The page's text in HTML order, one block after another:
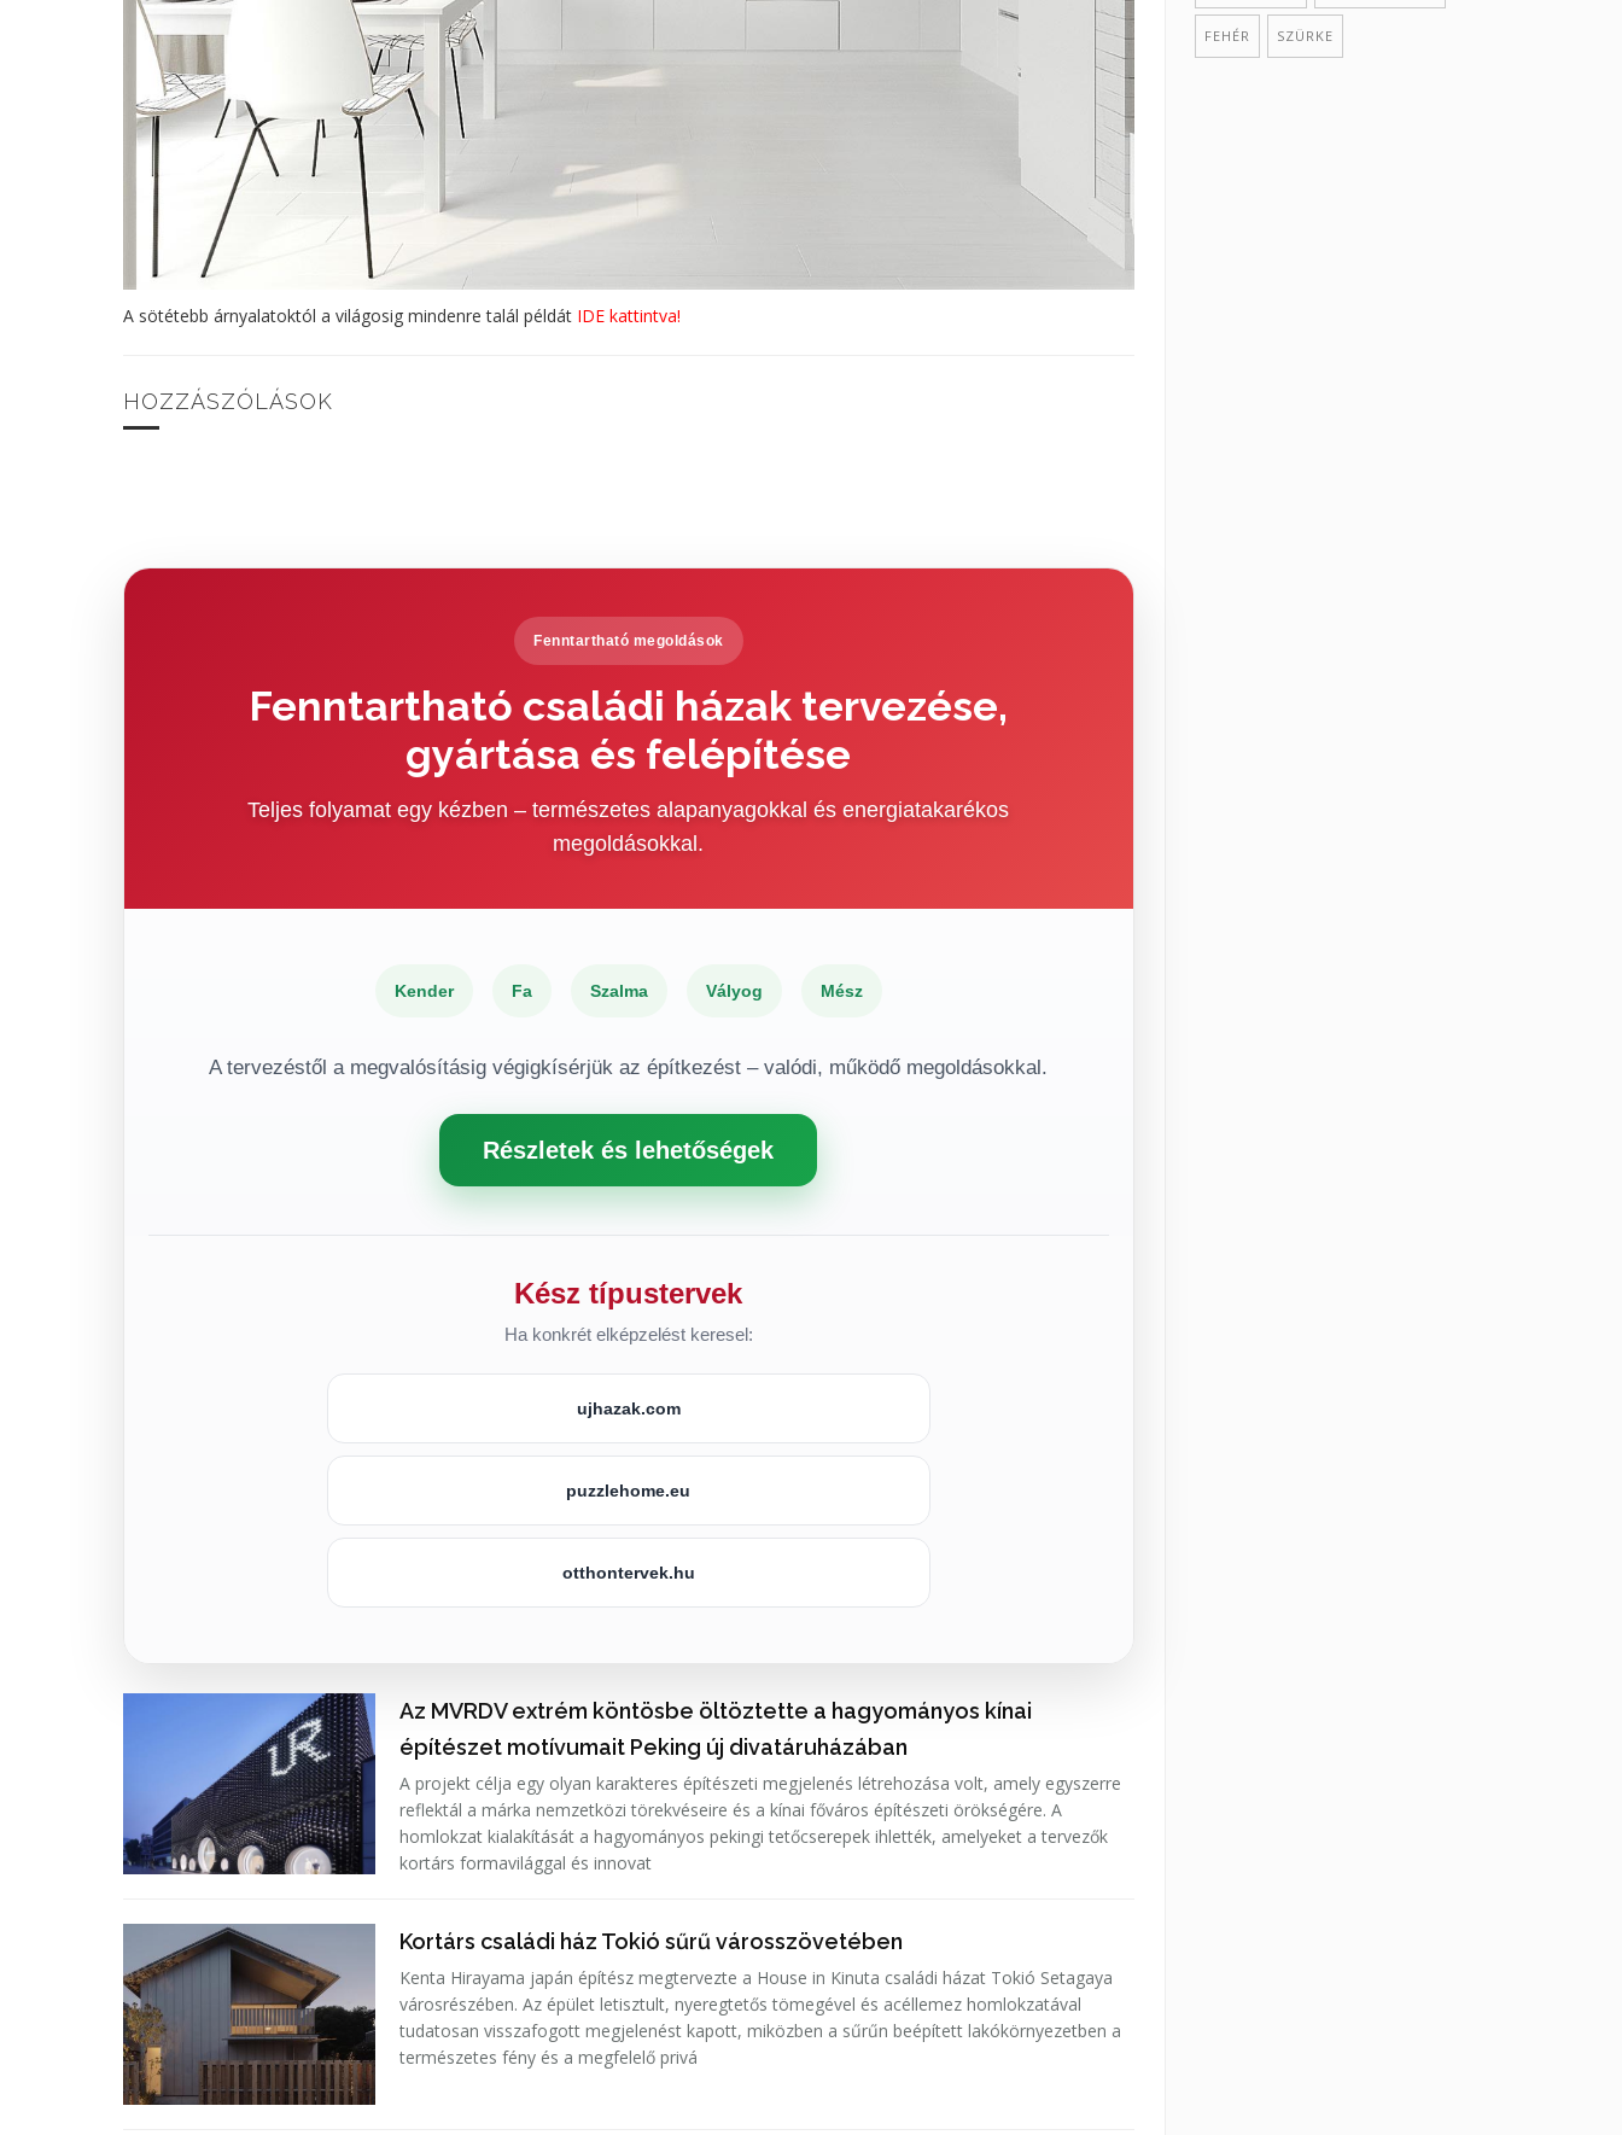
A sötétebb árnyalatoktól a világosig mindenre talál példát IDE kattintva!
HOZZÁSZÓLÁSOK
Fenntartható megoldások
Fenntartható családi házak tervezése,
gyártása és felépítése
Teljes folyamat egy kézben – természetes alapanyagokkal és energiatakarékos
megoldásokkal.
Kender Fa Szalma Vályog Mész
A tervezéstől a megvalósításig végigkísérjük az építkezést – valódi, működő megoldásokkal.
Részletek és lehetőségek
Kész típustervek
Ha konkrét elképzelést keresel:
ujhazak.com
puzzlehome.eu
otthontervek.hu
Az MVRDV extrém köntösbe öltöztette a hagyományos kínai
építészet motívumait Peking új divatáruházában
A projekt célja egy olyan karakteres építészeti megjelenés létrehozása volt, amely egyszerre
reflektál a márka nemzetközi törekvéseire és a kínai főváros építészeti örökségére. A
homlokzat kialakítását a hagyományos pekingi tetőcserepek ihlették, amelyeket a tervezők
kortárs formavilággal és innovat
Kortárs családi ház Tokió sűrű városszövetében
Kenta Hirayama japán építész megtervezte a House in Kinuta családi házat Tokió Setagaya
városrészében. Az épület letisztult, nyeregtetős tömegével és acéllemez homlokzatával
tudatosan visszafogott megjelenést kapott, miközben a sűrűn beépített lakókörnyezetben a
természetes fény és a megfelelő privá
FEHÉR SZÜRKE